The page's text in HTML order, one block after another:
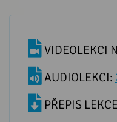
VIDEOLEKCI
AUDIOLEKCI:
PŘEPIS